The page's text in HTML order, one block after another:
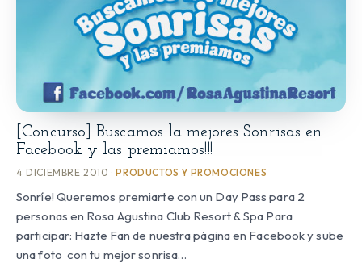
[Concurso] Buscamos la mejores Sonrisas en
Facebook y las premiamos!!!
4 DICIEMBRE 2010 ·PRODUCTOS Y PROMOCIONES
Sonríe! Queremos premiarte con un Day Pass para 2
personas en Rosa Agustina Club Resort & Spa Para
participar: Hazte Fan de nuestra página en Facebook y sube
una foto con tu mejor sonrisa…